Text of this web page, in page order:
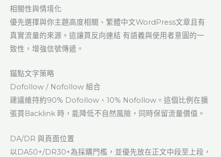
相關性與情境化
優先選擇與你主題高度相關、繁體中文WordPress文章且有
真實流量的來源。這讓買反向連結 有語義與使用者意圖的一
致性，增強信號傳遞。
錨點文字策略
Dofollow / Nofollow 組合
建議維持約90% Dofollow、10% Nofollow。這個比例在擴
張買Backlink 時，能降低不自然風險，同時保留流量價值。
DA/DR 與頁面位置
以DA50+/DR30+為採購門檻，並優先放在正文中段至上段，